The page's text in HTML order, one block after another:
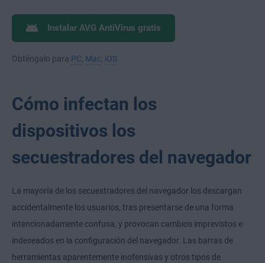
Instalar AVG AntiVirus gratis
Obténgalo para PC, Mac, iOS
Cómo infectan los
dispositivos los
secuestradores del navegador
La mayoría de los secuestradores del navegador los descargan
accidentalmente los usuarios, tras presentarse de una forma
intencionadamente confusa, y provocan cambios imprevistos e
indeseados en la configuración del navegador. Las barras de
herramientas aparentemente inofensivas y otros tipos de